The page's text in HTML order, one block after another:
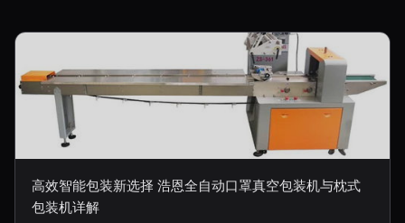
高效智能包装新选择 浩恩全自动口罩真空包装机与枕式
包装机详解